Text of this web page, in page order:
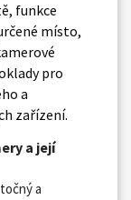
funkce
místo,
pro
a
zařízení.
a její
a